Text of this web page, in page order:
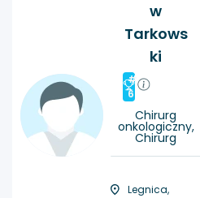
w
Tarkows
ki
#
6
Chirurg
onkologiczny,
Chirurg
Legnica,